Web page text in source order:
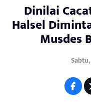
Dinilai
Halsel
Musdes
Sabtu,